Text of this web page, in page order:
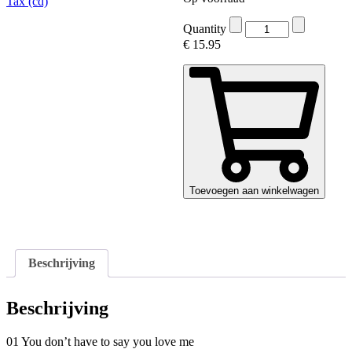
Quantity
€15.95
Toevoegen aan winkelwagen
Beschrijving
Beschrijving
01 You don’t have to say you love me